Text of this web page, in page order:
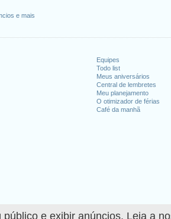
e exibir anúncios. Leia a
e mais
Equipes
Todo list
Meus aniversários
Central de lembretes
Meu planejamento
O otimizador de férias
Café da manhã